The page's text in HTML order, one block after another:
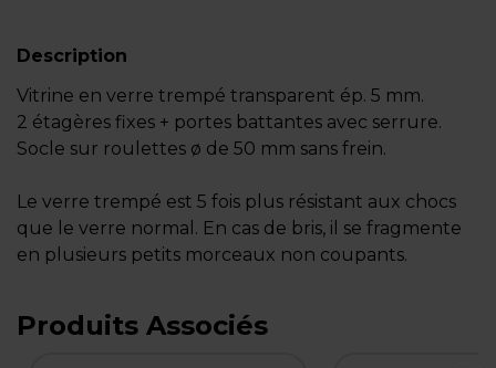
Description
Vitrine en verre trempé transparent ép. 5 mm.
2 étagères fixes + portes battantes avec serrure.
Socle sur roulettes ø de 50 mm sans frein.
Le verre trempé est 5 fois plus résistant aux chocs
que le verre normal. En cas de bris, il se fragmente
en plusieurs petits morceaux non coupants.
Produits Associés